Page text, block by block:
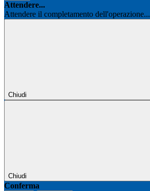
Attendere...
Attendere il completamento dell'operazione...
Chiudi
Chiudi
Conferma